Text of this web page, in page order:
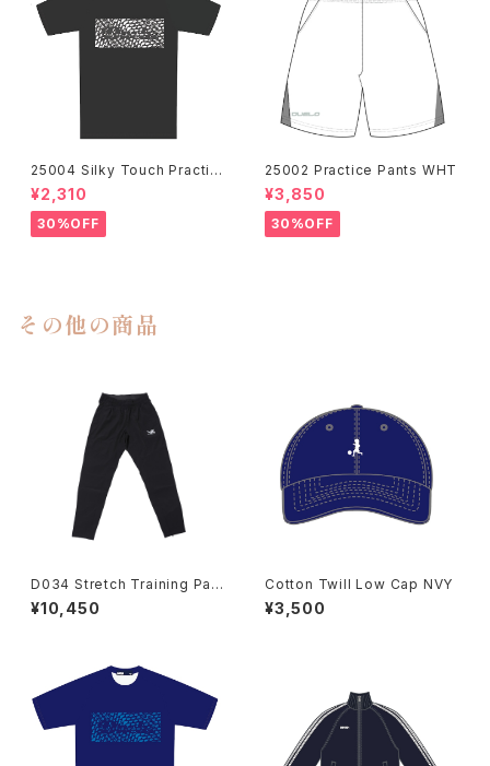
25004 Silky Touch Practic
e Shirts Gunmetal
¥2,310
30%OFF
25002 Practice Pants WHT
¥3,850
30%OFF
その他の商品
D034 Stretch Training Pant
s/BLK
¥10,450
Cotton Twill Low Cap NVY
¥3,500